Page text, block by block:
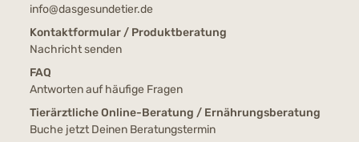
info@dasgesundetier.de
Kontaktformular / Produktberatung
Nachricht senden
FAQ
Antworten auf häufige Fragen
Tierärztliche Online-Beratung / Ernährungsberatung
Buche jetzt Deinen Beratungstermin